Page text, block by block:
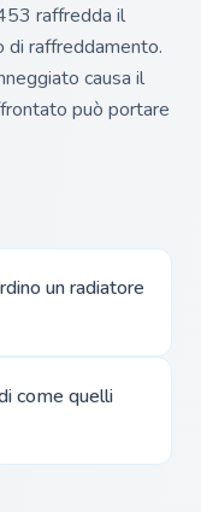
raffredda il
di raffreddamento.
causa il
può portare
un radiatore
come quelli